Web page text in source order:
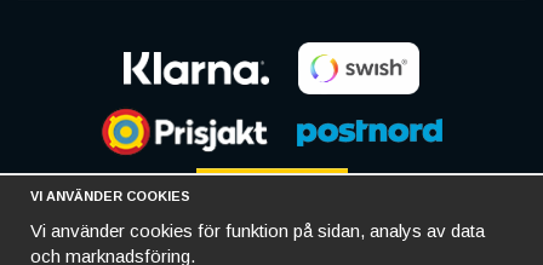
VI ANVÄNDER COOKIES
Vi använder cookies för funktion på sidan, analys av data
och marknadsföring.